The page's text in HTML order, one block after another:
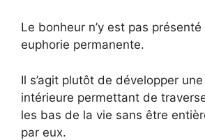
Le bonheur n’y est pas
euphorie permanente.
Il s’agit plutôt de développer
intérieure permettant de
les bas de la vie sans être
par eux.